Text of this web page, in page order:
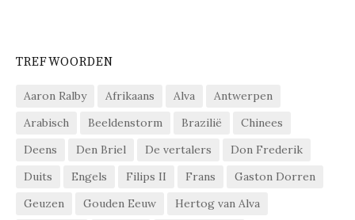
TREFWOORDEN
Aaron Ralby Afrikaans Alva
Antwerpen
Arabisch
Beeldenstorm Brazilië
Chinees
Deens
Den Briel De vertalers
Don Frederik
Duits
Engels Filips II Frans
Gaston Dorren
Geuzen
Gouden Eeuw
Hertog van Alva